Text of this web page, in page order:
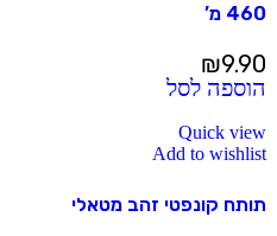
460 מ’
₪9.90
הוספה לסל
Quick view
Add to wishlist
תותח קונפטי זהב מטאלי